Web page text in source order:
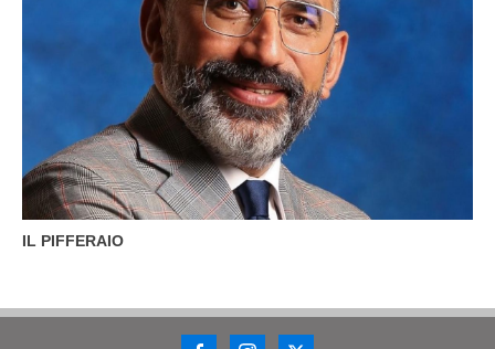
IL PIFFERAIO